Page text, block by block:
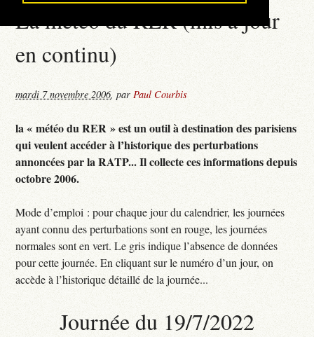
La météo du RER (mis à jour
en continu)
mardi 7 novembre 2006,parPaul Courbis
la « météo du RER » est un outil à destination des parisiens
qui veulent accéder à l’historique des perturbations
annoncées par la RATP... Il collecte ces informations depuis
octobre 2006.
Mode d’emploi : pour chaque jour du calendrier, les journées
ayant connu des perturbations sont en rouge, les journées
normales sont en vert. Le gris indique l’absence de données
pour cette journée. En cliquant sur le numéro d’un jour, on
accède à l’historique détaillé de la journée...
Journée du 19/7/2022